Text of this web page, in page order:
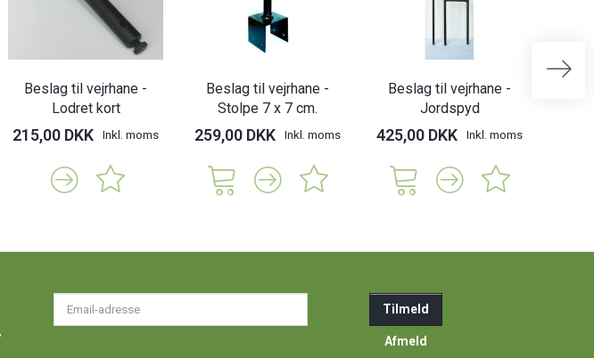
Beslag til vejrhane -
Lodret kort
215,00 DKK Inkl. moms
Beslag til vejrhane -
Stolpe 7 x 7 cm.
259,00 DKK Inkl. moms
Beslag til vejrhane -
Jordspyd
425,00 DKK Inkl. moms
Tilmeld
Afmeld